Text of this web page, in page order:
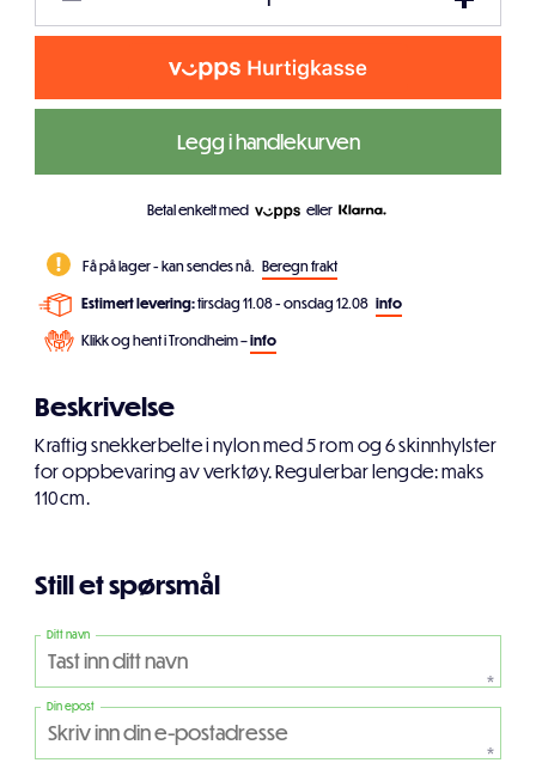
Legg i handlekurven
Betal enkelt med eller
Få på lager - kan sendes nå. Beregn frakt
Estimert levering:tirsdag 11.08 - onsdag 12.08 info
Klikk og hent i Trondheim –info
Beskrivelse
Kraftig snekkerbelte i nylon med 5 rom og 6 skinnhylster
for oppbevaring av verktøy. Regulerbar lengde: maks
110cm.
Still et spørsmål
Ditt navn
*
Din epost
*